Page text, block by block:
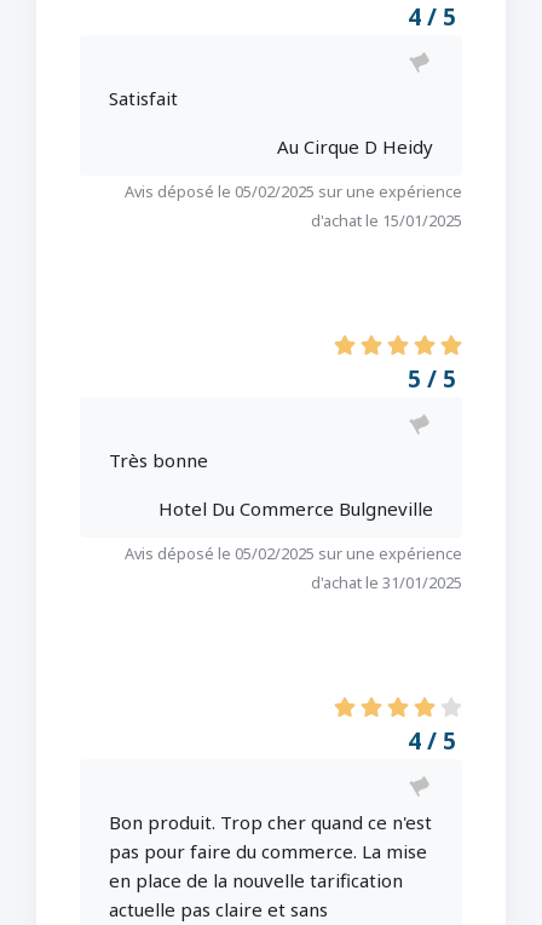
4 / 5
Satisfait
Au Cirque D Heidy
Avis déposé le 05/02/2025 sur une expérience
d'achat le 15/01/2025
5 / 5
Très bonne
Hotel Du Commerce Bulgneville
Avis déposé le 05/02/2025 sur une expérience
d'achat le 31/01/2025
4 / 5
Bon produit. Trop cher quand ce n'est
pas pour faire du commerce. La mise
en place de la nouvelle tarification
actuelle pas claire et sans